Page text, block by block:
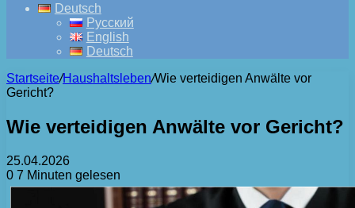
Deutsch
Русский
English
Deutsch
Startseite/Haushaltsleben/Wie verteidigen Anwälte vor
Gericht?
Wie verteidigen Anwälte vor Gericht?
25.04.2026
0 7 Minuten gelesen